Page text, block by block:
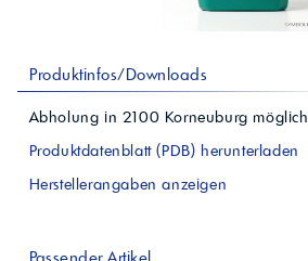
Produktinfos/Downloads
Abholung in 2100 Korneuburg möglich
Produktdatenblatt (PDB) herunterladen
Herstellerangaben anzeigen